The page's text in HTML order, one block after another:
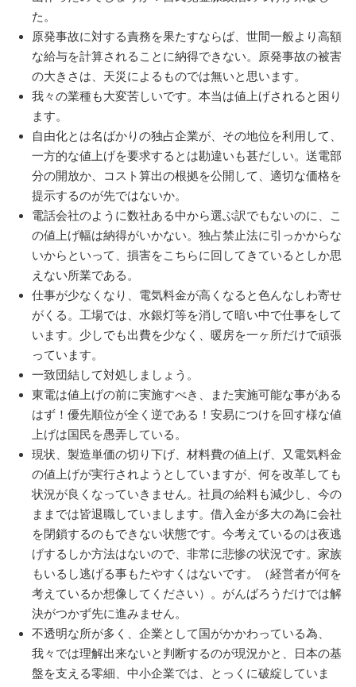
た。
原発事故に対する責務を果たすならば、世間一般より高額
な給与を計算されることに納得できない。原発事故の被害
の大きさは、天災によるものでは無いと思います。
我々の業種も大変苦しいです。本当は値上げされると困り
ます。
自由化とは名ばかりの独占企業が、その地位を利用して、
一方的な値上げを要求するとは勘違いも甚だしい。送電部
分の開放か、コスト算出の根拠を公開して、適切な価格を
提示するのが先ではないか。
電話会社のように数社ある中から選ぶ訳でもないのに、こ
の値上げ幅は納得がいかない。独占禁止法に引っかからな
いからといって、損害をこちらに回してきているとしか思
えない所業である。
仕事が少なくなり、電気料金が高くなると色んなしわ寄せ
がくる。工場では、水銀灯等を消して暗い中で仕事をして
います。少しでも出費を少なく、暖房を一ヶ所だけで頑張
っています。
一致団結して対処しましょう。
東電は値上げの前に実施すべき、また実施可能な事がある
はず！優先順位が全く逆である！安易につけを回す様な値
上げは国民を愚弄している。
現状、製造単価の切り下げ、材料費の値上げ、又電気料金
の値上げが実行されようとしていますが、何を改革しても
状況が良くなっていきません。社員の給料も減少し、今の
ままでは皆退職していまします。借入金が多大の為に会社
を閉鎖するのもできない状態です。今考えているのは夜逃
げするしか方法はないので、非常に悲惨の状況です。家族
もいるし逃げる事もたやすくはないです。（経営者が何を
考えているか想像してください）。がんばろうだけでは解
決がつかず先に進みません。
不透明な所が多く、企業として国がかかわっている為、
我々では理解出来ないと判断するのが現況かと、日本の基
盤を支える零細、中小企業では、とっくに破綻していま